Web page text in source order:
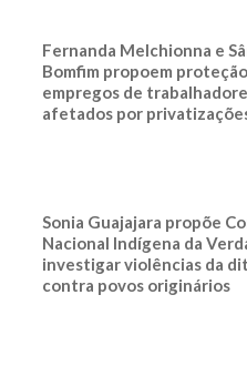
Fernanda Melchionna e
Bomfim propoem
empregos de
afetados por
Sonia Guajajara propõe
Nacional Indígena da
investigar violências da
contra povos originários